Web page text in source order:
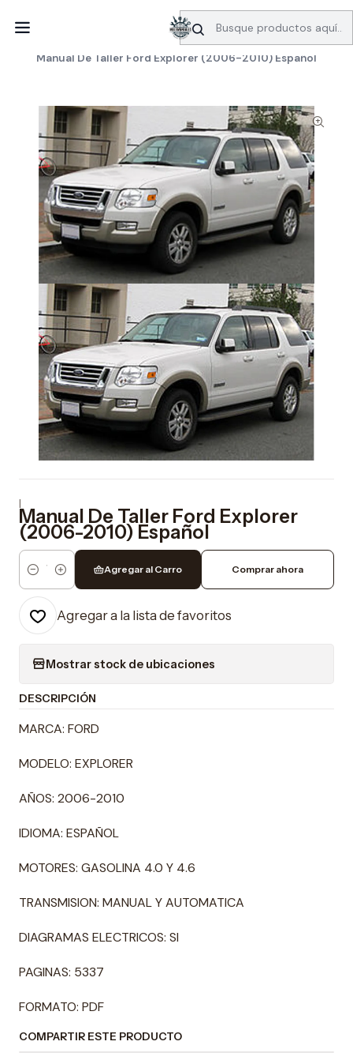
SERVICIO DE BÚSQUEDA DE INFORMACIÓN AUTOMOTRIZ
Manuales de taller Ford
Manual De Taller Ford Explorer (2006-2010) Español
|
Manual De Taller Ford Explorer
(2006-2010) Español
Cantidad
Agregar al Carro Comprar ahora
Agregar a la lista de favoritos
Mostrar stock de ubicaciones
DESCRIPCIÓN
MARCA: FORD
MODELO: EXPLORER
AÑOS: 2006-2010
IDIOMA: ESPAÑOL
MOTORES: GASOLINA 4.0 Y 4.6
TRANSMISION: MANUAL Y AUTOMATICA
DIAGRAMAS ELECTRICOS: SI
PAGINAS: 5337
FORMATO: PDF
COMPARTIR ESTE PRODUCTO